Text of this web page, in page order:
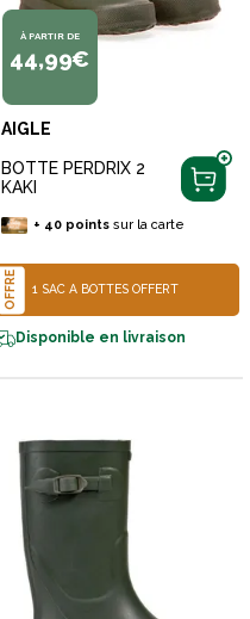
À PARTIR DE
44,99€
AIGLE
BOTTE PERDRIX 2
KAKI
+ 40pointssur la carte
OFFRE 1 SAC À BOTTES OFFERT
Disponible en livraison